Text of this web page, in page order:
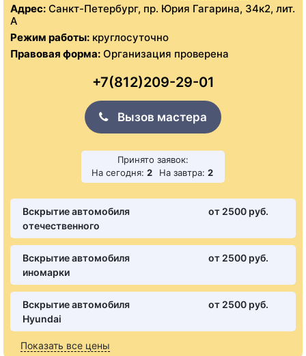
Адрес: Санкт-Петербург, пр. Юрия Гагарина, 34к2, лит.
А
Режим работы: круглосуточно
Правовая форма: Организация проверена
+7(812)209-29-01
Вызов мастера
Принято заявок:
На сегодня: 2 На завтра: 2
Вскрытие автомобиля
отечественного
от 2500 pуб.
Вскрытие автомобиля
иномарки
от 2500 pуб.
Вскрытие автомобиля
Hyundai
от 2500 pуб.
Показать все цены